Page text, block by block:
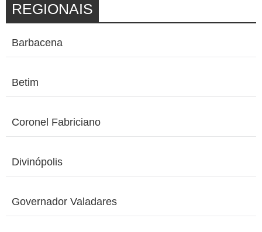
REGIONAIS
Barbacena
Betim
Coronel Fabriciano
Divinópolis
Governador Valadares